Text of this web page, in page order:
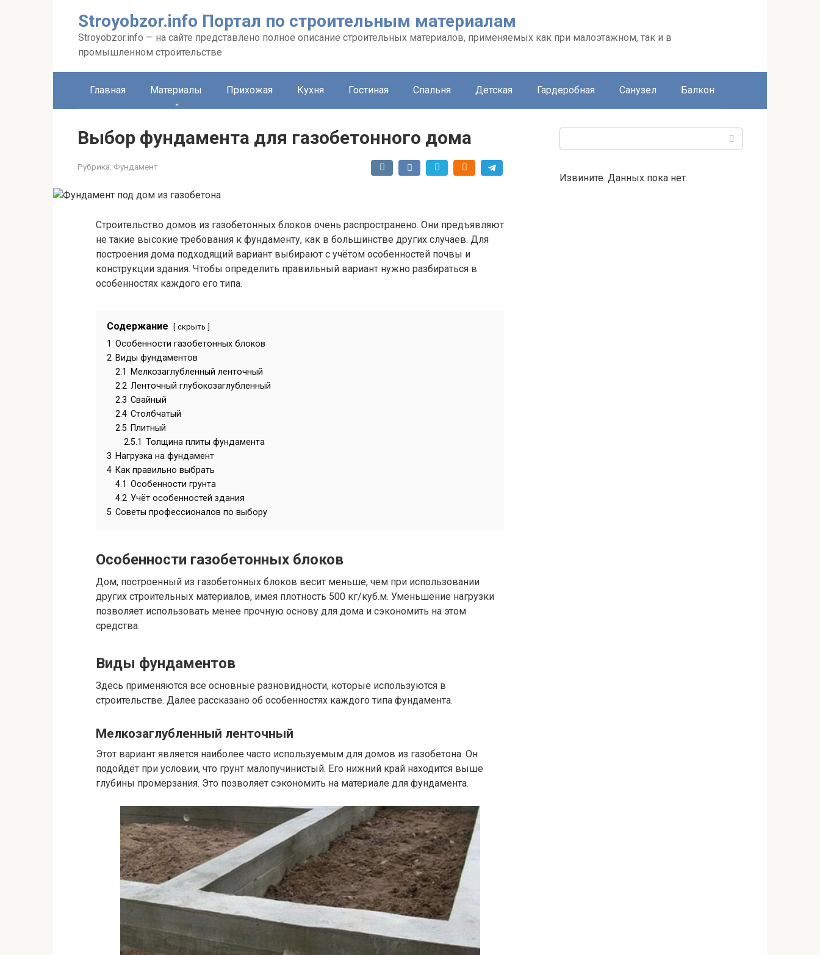
Stroyobzor.info Портал по строительным материалам
Stroyobzor.info — на сайте представлено полное описание строительных материалов, применяемых как при малоэтажном, так и в
промышленном строительстве
Главная Материалы Прихожая Кухня Гостиная Спальня Детская Гардеробная Санузел Балкон
Выбор фундамента для газобетонного дома
Рубрика: Фундамент
Строительство домов из газобетонных блоков очень распространено. Они предъявляют
не такие высокие требования к фундаменту, как в большинстве других случаев. Для
построения дома подходящий вариант выбирают с учётом особенностей почвы и
конструкции здания. Чтобы определить правильный вариант нужно разбираться в
особенностях каждого его типа.
Содержание скрыть
1 Особенности газобетонных блоков
2 Виды фундаментов
2.1
Мелкозаглубленный ленточный
2.2 Ленточный глубокозаглубленный
2.3 Свайный
2.4 Столбчатый
2.5 Плитный
2.5.1 Толщина плиты фундамента
3 Нагрузка на фундамент
4 Как правильно выбрать
4.1 Особенности грунта
4.2 Учёт особенностей здания
5 Советы профессионалов по выбору
Особенности газобетонных блоков
Дом, построенный из газобетонных блоков весит меньше, чем при использовании
других строительных материалов, имея плотность 500 кг/куб.м. Уменьшение нагрузки
позволяет использовать менее прочную основу для дома и сэкономить на этом
средства.
Виды фундаментов
Здесь применяются все основные разновидности, которые используются в
строительстве. Далее рассказано об особенностях каждого типа фундамента.
Мелкозаглубленный ленточный
Этот вариант является наиболее часто используемым для домов из газобетона. Он
подойдёт при условии, что грунт малопучинистый. Его нижний край находится выше
глубины промерзания. Это позволяет сэкономить на материале для фундамента.
Извините. Данных пока нет.